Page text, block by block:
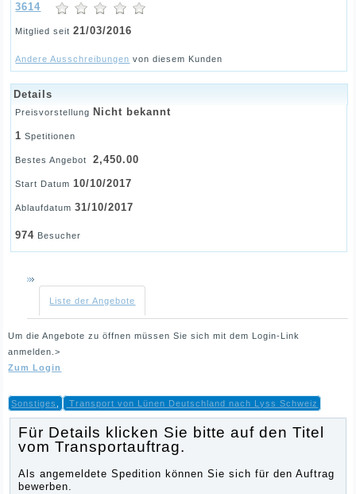
3614
Mitglied seit21/03/2016
Andere Ausschreibungen von diesem Kunden
Details
Preisvorstellung Nicht bekannt
1 Spetitionen
Bestes Angebot2,450.00
Start Datum 10/10/2017
Ablaufdatum31/10/2017
974 Besucher
Liste der Angebote
Um die Angebote zu öffnen müssen Sie sich mit dem Login-Link
anmelden.>
Zum Login
Sonstiges Transport von Lünen Deutschland nach Lyss Schweiz
Für Details klicken Sie bitte auf den Titel
vom Transportauftrag.
Als angemeldete Spedition können Sie sich für den Auftrag
bewerben.